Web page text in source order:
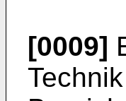
[0009]